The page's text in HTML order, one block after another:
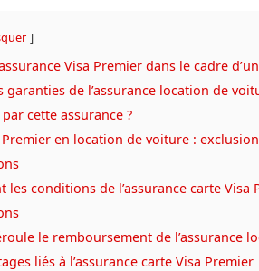
Visa Premier dans le cadre
garanties de l’assurance location de
cette assurance ?
Premier en location de voiture :
les conditions de l’assurance carte
le remboursement de l’assurance
liés à l’assurance carte Visa Premier